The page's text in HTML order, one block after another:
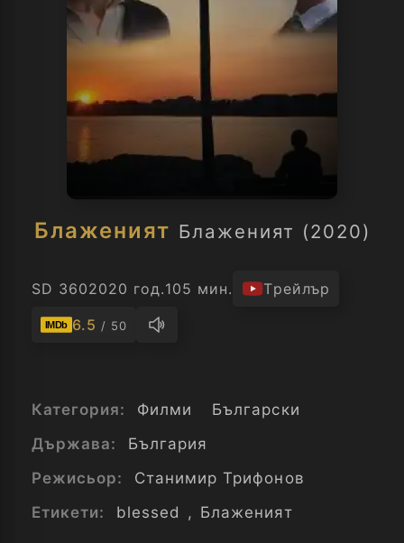
Блаженият Блаженият (2020)
SD 3602020 год.105 мин. Трейлър
IMDb 6.5 / 50
Категория: Филми
Български
Държава:
България
Режисьор:
Станимир Трифонов
Етикети:
blessed , Блаженият